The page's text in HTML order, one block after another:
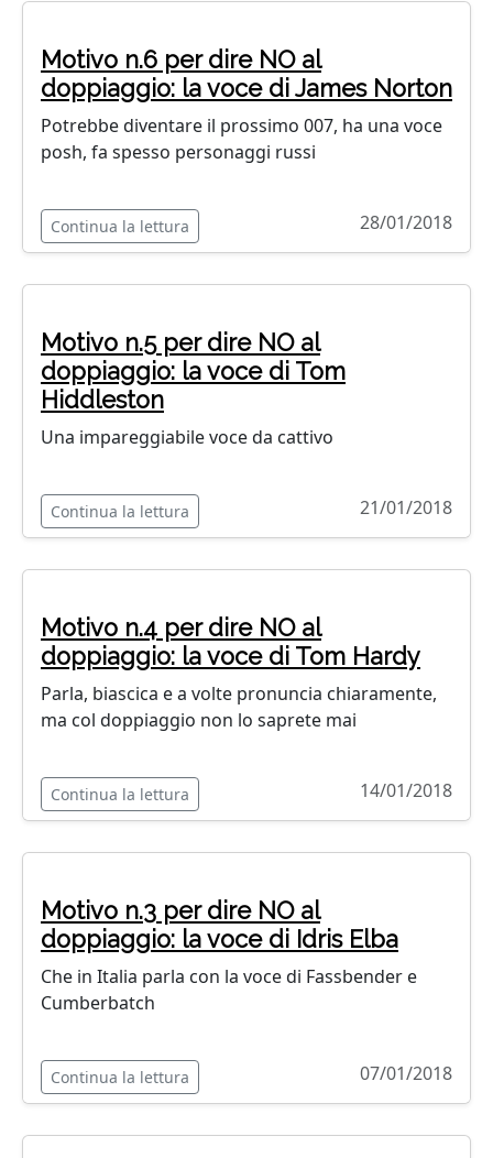
Motivo n.6 per dire NO al
doppiaggio: la voce di James Norton
Potrebbe diventare il prossimo 007, ha una voce
posh, fa spesso personaggi russi
Continua la lettura 28/01/2018
Motivo n.5 per dire NO al
doppiaggio: la voce di Tom
Hiddleston
Una impareggiabile voce da cattivo
Continua la lettura 21/01/2018
Motivo n.4 per dire NO al
doppiaggio: la voce di Tom Hardy
Parla, biascica e a volte pronuncia chiaramente,
ma col doppiaggio non lo saprete mai
Continua la lettura 14/01/2018
Motivo n.3 per dire NO al
doppiaggio: la voce di Idris Elba
Che in Italia parla con la voce di Fassbender e
Cumberbatch
Continua la lettura 07/01/2018